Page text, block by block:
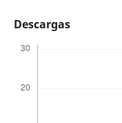
Descargas